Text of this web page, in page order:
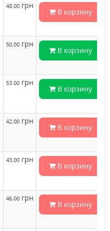
48.00 грн
В корзину
50.00 грн
В корзину
53.00 грн
В корзину
42.00 грн
В корзину
43.00 грн
В корзину
46.00 грн
В корзину